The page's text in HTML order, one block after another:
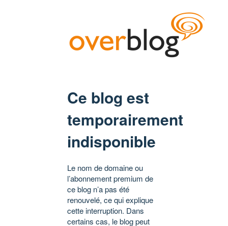
Ce blog est
temporairement
indisponible
Le nom de domaine ou
l’abonnement premium de
ce blog n’a pas été
renouvelé, ce qui explique
cette interruption. Dans
certains cas, le blog peut